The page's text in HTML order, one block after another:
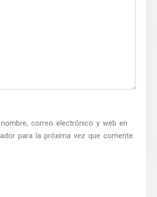
correo electrónico y web en
para la próxima vez que comente.